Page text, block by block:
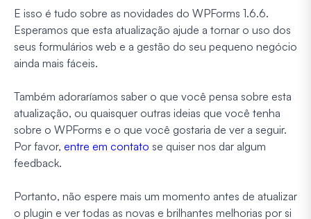
E isso é tudo sobre as novidades do WPForms 1.6.6.
Esperamos que esta atualização ajude a tornar o uso dos
seus formulários web e a gestão do seu pequeno negócio
ainda mais fáceis.
Também adoraríamos saber o que você pensa sobre esta
atualização, ou quaisquer outras ideias que você tenha
sobre o WPForms e o que você gostaria de ver a seguir.
Por favor, entre em contato se quiser nos dar algum
feedback.
Portanto, não espere mais um momento antes de atualizar
o plugin e ver todas as novas e brilhantes melhorias por si